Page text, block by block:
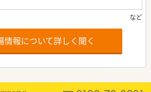
情報について詳しく聞く